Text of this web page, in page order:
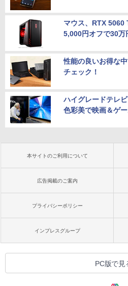
マウス、RTX 5060
5,000円オフで30万
性能の良いお得な
チェック！
ハイグレードテレ
色彩美で映画＆ゲ
本サイトのご利用について
広告掲載のご案内
プライバシーポリシー
インプレスグループ
PC版で見